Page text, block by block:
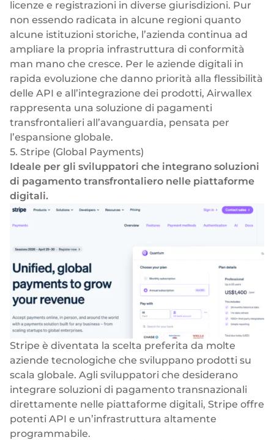
licenze e registrazioni in diverse giurisdizioni. Pur
non essendo radicata in alcune regioni quanto
alcune istituzioni storiche, l’azienda continua ad
ampliare la propria infrastruttura di conformità
man mano che cresce. Per le aziende digitali in
rapida evoluzione che danno priorità alla flessibilità
delle API e all’integrazione dei prodotti, Airwallex
rappresenta una soluzione di pagamenti
transfrontalieri all’avanguardia, pensata per
l’espansione globale.
5. Stripe (Global Payments)
Ideale per gli sviluppatori che integrano soluzioni
di pagamento transfrontaliero nelle piattaforme
digitali.
Stripe è diventata la scelta preferita da molte
aziende tecnologiche che sviluppano prodotti su
scala globale. Agli sviluppatori che desiderano
integrare soluzioni di pagamento transnazionali
direttamente nelle piattaforme digitali, Stripe offre
potenti API e un’infrastruttura altamente
programmabile.